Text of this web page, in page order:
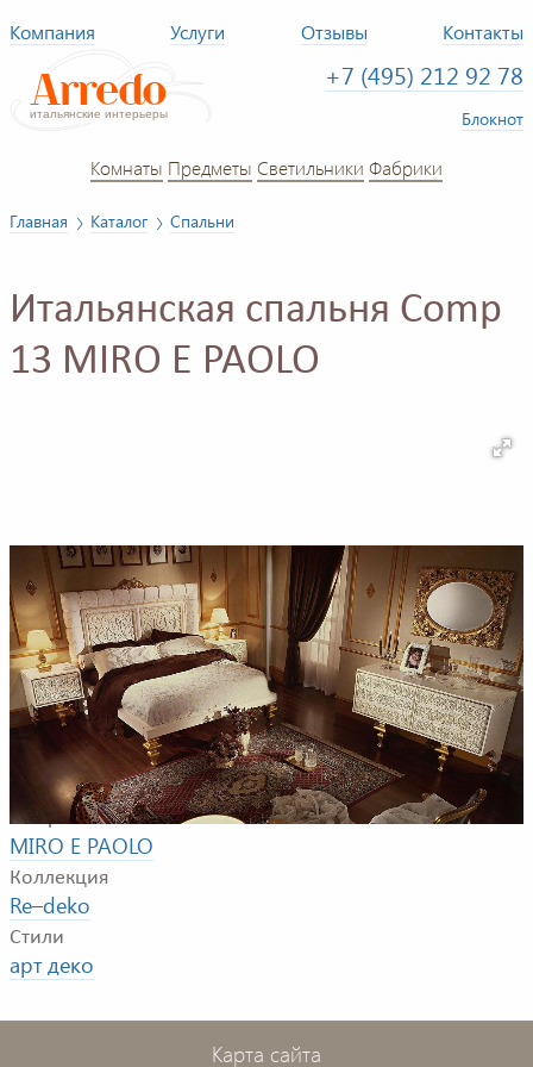
Компания Услуги Отзывы Контакты
+7 (495) 212 92 78
Блокнот
Комнаты Предметы Светильники Фабрики
Главная Каталог Спальни
Итальянская спальня Comp
13 MIRO E PAOLO
Композиция для спальной комнаты. В композицию
входят: двуспальная кровать, тумбочка, комод с
зеркалом, шкаф, настольная лампа.
Фабрика
MIRO E PAOLO
Коллекция
Re–deko
Стили
арт деко
Карта сайта